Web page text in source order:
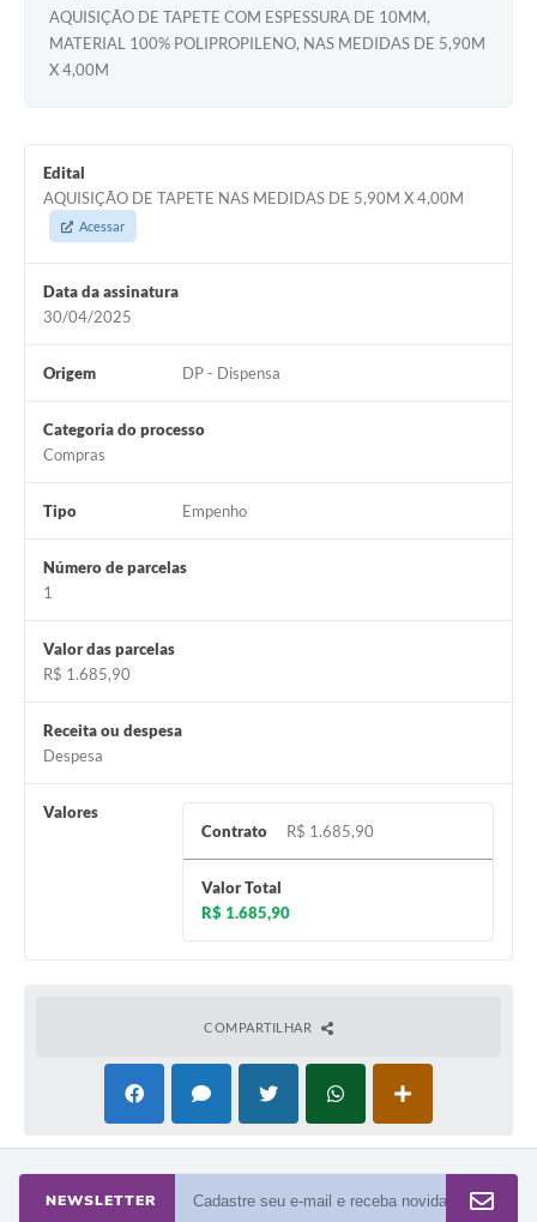
Contratos
Galeria de Fotos
Carta de Serviços
Obras
Galeria de Vídeos
Projetos
Contas Públicas
Serviços Online
Telefones Úteis
Enquete
Jornal
AQUISIÇÃO DE TAPETE COM ESPESSURA DE 10MM,
MATERIAL 100% POLIPROPILENO, NAS MEDIDAS DE 5,90M
X 4,00M
Edital
AQUISIÇÃO DE TAPETE NAS MEDIDAS DE 5,90M X 4,00M
Acessar
Data da assinatura
30/04/2025
Origem DP - Dispensa
Categoria do processo
Compras
Tipo Empenho
Número de parcelas
1
Valor das parcelas
R$ 1.685,90
Receita ou despesa
Despesa
Valores
Contrato
R$ 1.685,90
Valor Total
R$ 1.685,90
COMPARTILHAR
NEWSLETTER